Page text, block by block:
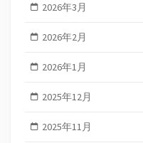
2026年3月
2026年2月
2026年1月
2025年12月
2025年11月